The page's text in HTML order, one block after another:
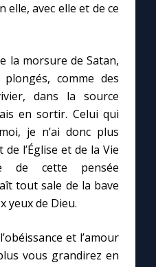
elle, avec elle et de ce
la morsure de Satan,
comme des
dans la source
en sortir. Celui qui
je n’ai donc plus
de l’Église et de la Vie
cette pensée
tout sale de la bave
yeux de Dieu.
et l’amour
vous grandirez en